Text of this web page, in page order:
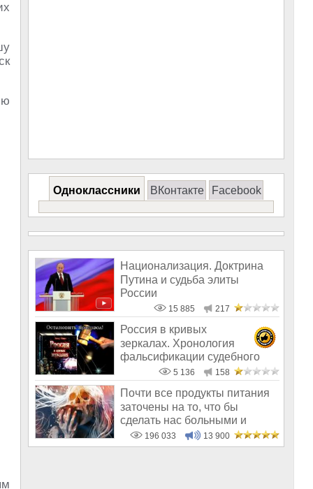
Одноклассники ВКонтакте Facebook
Национализация. Доктрина
Путина и судьба элиты
России
15 885 217
Россия в кривых
зеркалах. Хронология
фальсификации судебного
5 136 158
Почти все продукты питания
заточены на то, что бы
сделать нас больными и
бесплодным
196 033 13 900